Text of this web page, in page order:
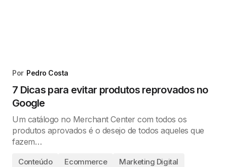
Por Pedro Costa
7 Dicas para evitar produtos reprovados no
Google
Um catálogo no Merchant Center com todos os
produtos aprovados é o desejo de todos aqueles que
fazem…
Conteúdo Ecommerce Marketing Digital